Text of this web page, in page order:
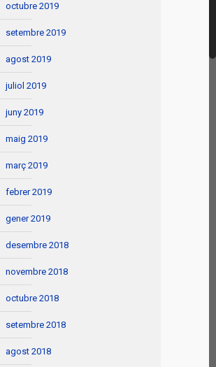
octubre 2019
setembre 2019
agost 2019
juliol 2019
juny 2019
maig 2019
març 2019
febrer 2019
gener 2019
desembre 2018
novembre 2018
octubre 2018
setembre 2018
agost 2018